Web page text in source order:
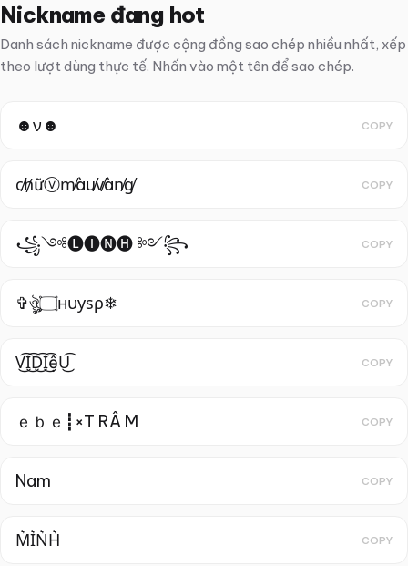
Nickname đang hot
Danh sách nickname được cộng đồng sao chép nhiều nhất, xếp
theo lượt dùng thực tế. Nhấn vào một tên để sao chép.
☻ν☻ COPY
c̸h̸ữⓥm̸àu̸v̸àn̸g̸ COPY
꧁༺🅛🅘🅝🅗 ༻꧂ COPY
✞ঔৣ۝нυуѕρ❄ COPY
V͜͡I͜͡D͜͡I͜͡ệU͜͡ COPY
ｅｂｅ┋×T RÂ M COPY
Nam COPY
M͛I͛N͛H͛ COPY